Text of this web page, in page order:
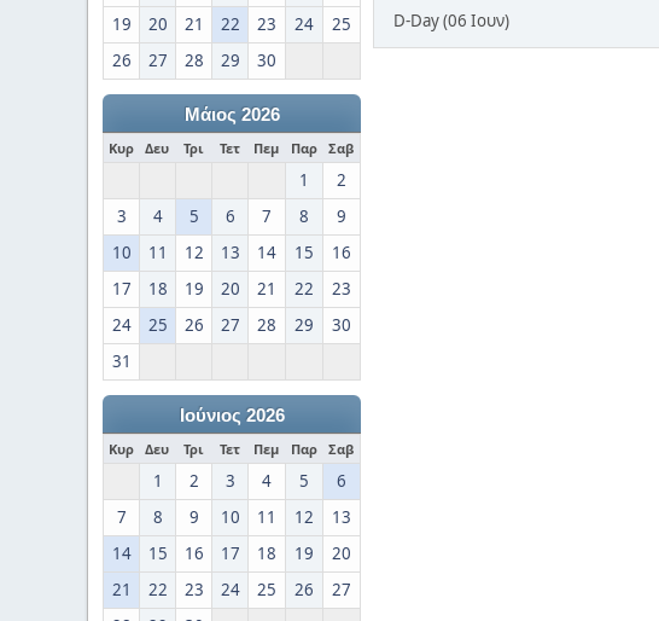
19
20 21 22 23 24
25
26
27 28 29 30
Μάιος 2026
Κυρ Δευ Τρι Τετ Πεμ Παρ Σαβ
1
2
3
4 5 6 7 8
9
10
11 12 13 14 15
16
17
18 19 20 21 22
23
24
25 26 27 28 29
30
31
Ιούνιος 2026
Κυρ Δευ Τρι Τετ Πεμ Παρ Σαβ
1 2 3 4 5
6
7
8 9 10 11 12
13
14
15 16 17 18 19
20
21
22 23 24 25 26
27
D-Day (06 Ιουν)